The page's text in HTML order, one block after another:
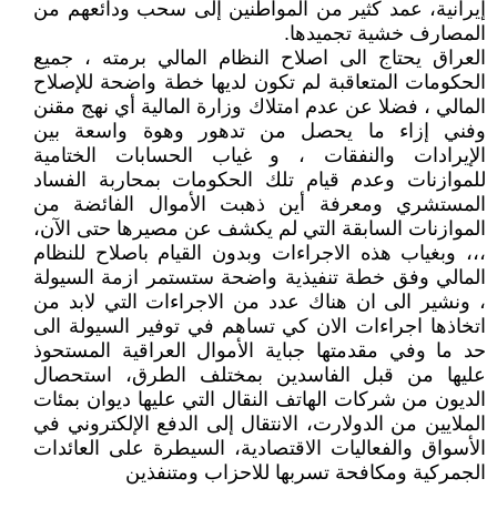
إيرانية، عمد كثير من المواطنين إلى سحب ودائعهم من
المصارف خشية تجميدها.
العراق يحتاج الى اصلاح النظام المالي برمته ، جميع
الحكومات المتعاقبة لم تكون لديها خطة واضحة للإصلاح
المالي ، فضلا عن عدم امتلاك وزارة المالية أي نهج مقنن
وفني إزاء ما يحصل من تدهور وهوة واسعة بين
الإيرادات والنفقات ، و غياب الحسابات الختامية
للموازنات وعدم قيام تلك الحكومات بمحاربة الفساد
المستشري ومعرفة أين ذهبت الأموال الفائضة من
الموازنات السابقة التي لم يكشف عن مصيرها حتى الآن،
،،، وبغياب هذه الاجراءات وبدون القيام باصلاح للنظام
المالي وفق خطة تنفيذية واضحة ستستمر ازمة السيولة
، ونشير الى ان هناك عدد من الاجراءات التي لابد من
اتخاذها اجراءات الان كي تساهم في توفير السيولة الى
حد ما وفي مقدمتها جباية الأموال العراقية المستحوذ
عليها من قبل الفاسدين بمختلف الطرق، استحصال
الديون من شركات الهاتف النقال التي عليها ديوان بمئات
الملايين من الدولارت، الانتقال إلى الدفع الإلكتروني في
الأسواق والفعاليات الاقتصادية، السيطرة على العائدات
الجمركية ومكافحة تسربها للاحزاب ومتنفذين